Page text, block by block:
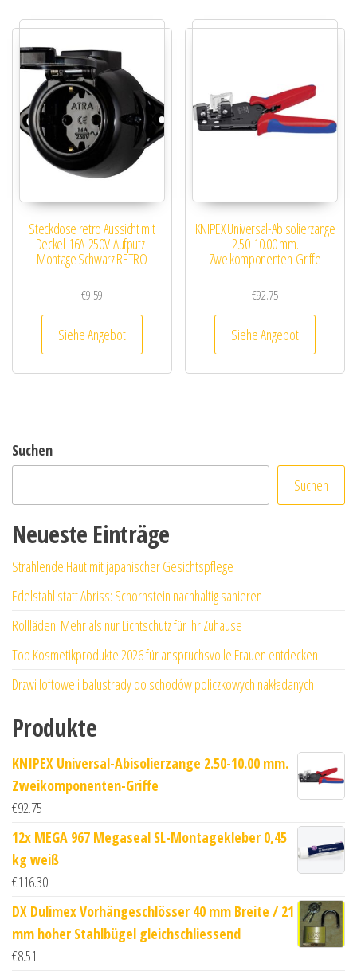
Steckdose retro Aussicht mit
Deckel-16A-250V-Aufputz-
Montage Schwarz RETRO
€9.59
Siehe Angebot
KNIPEX Universal-Abisolierzange
2.50-10.00 mm.
Zweikomponenten-Griffe
€92.75
Siehe Angebot
Suchen
Suchen
Neueste Einträge
Strahlende Haut mit japanischer Gesichtspflege
Edelstahl statt Abriss: Schornstein nachhaltig sanieren
Rollläden: Mehr als nur Lichtschutz für Ihr Zuhause
Top Kosmetikprodukte 2026 für anspruchsvolle Frauen entdecken
Drzwi loftowe i balustrady do schodów policzkowych nakładanych
Produkte
KNIPEX Universal-Abisolierzange 2.50-10.00 mm.
Zweikomponenten-Griffe
€92.75
12x MEGA 967 Megaseal SL-Montagekleber 0,45
kg weiß
€116.30
DX Dulimex Vorhängeschlösser 40 mm Breite / 21
mm hoher Stahlbügel gleichschliessend
€8.51